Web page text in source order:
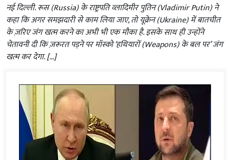
नई दिल्ली. रूस (Russia) के राष्ट्रपति व्लादिमीर पुतिन (Vladimir Putin) ने
कहा कि अगर समझदारी से काम लिया जाए, तो यूक्रेन (Ukraine) में बातचीत
के ज़रिए जंग खत्म करने का अभी भी एक मौका है. इसके साथ ही उन्होंने
चेतावनी दी कि ज़रूरत पड़ने पर मॉस्को ‘हथियारों (Weapons) के बल पर’ जंग
खत्म कर देगा. […]